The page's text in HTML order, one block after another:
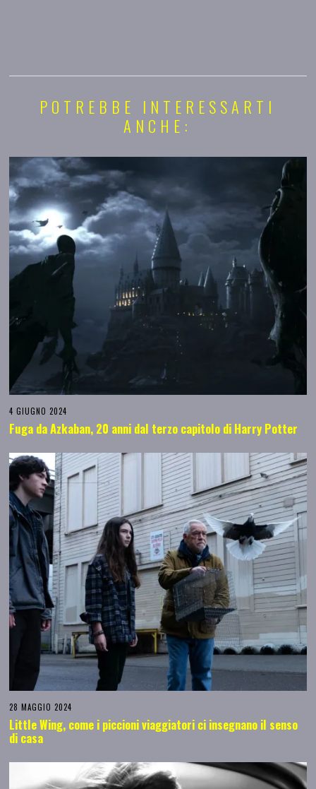
POTREBBE INTERESSARTI
ANCHE:
4 GIUGNO 2024
Fuga da Azkaban, 20 anni dal terzo capitolo di Harry Potter
28 MAGGIO 2024
Little Wing, come i piccioni viaggiatori ci insegnano il senso
di casa